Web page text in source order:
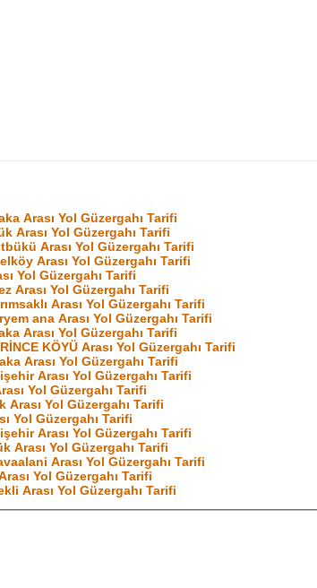
Arası Yol Güzergahı Tarifi
Arası Yol Güzergahı Tarifi
Arası Yol Güzergahı Tarifi
Arası Yol Güzergahı Tarifi
Yol Güzergahı Tarifi
Arası Yol Güzergahı Tarifi
Arası Yol Güzergahı Tarifi
ana Arası Yol Güzergahı Tarifi
Arası Yol Güzergahı Tarifi
KÖYÜ Arası Yol Güzergahı Tarifi
Arası Yol Güzergahı Tarifi
Arası Yol Güzergahı Tarifi
Yol Güzergahı Tarifi
Yol Güzergahı Tarifi
Yol Güzergahı Tarifi
Arası Yol Güzergahı Tarifi
Arası Yol Güzergahı Tarifi
Arası Yol Güzergahı Tarifi
Yol Güzergahı Tarifi
Arası Yol Güzergahı Tarifi